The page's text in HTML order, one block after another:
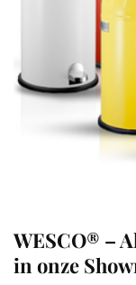
WESCO® –
in onze